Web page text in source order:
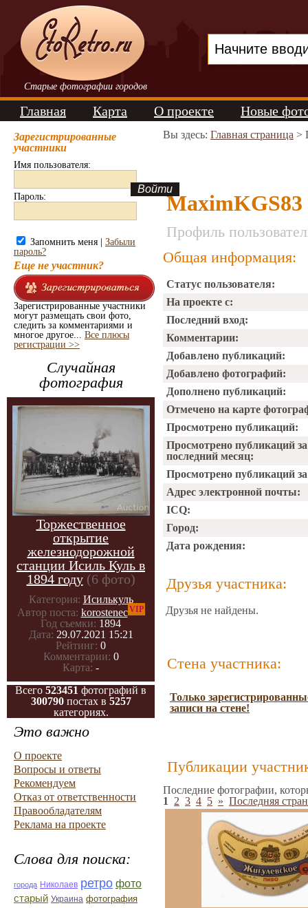
Старые фотографии городов
Главная Карта О проекте Новые
Зарегистрированные
участники
Имя пользователя:
Пароль:
Запомнить меня | Забыли
пароль?
Еще не участник?
Зарегистрированные участники
могут размещать свои фото,
следить за комментариями и
многое другое... Все плюсы
регистрации >>
Случайная
фотография
Торжественное
открытие
железнодорожной
станции Исиль Куль в
1894 году (6 фото)
Категория: Исилькуль
Автор поста: korostenecVIP
Год съемки: 1894
Дата: 29.07.2021 15:21
Рейтинг: 0
Комментарии: 0
Карта: -
Всего 523451 фотографий в
300790постах в 5257
категориях.
Это важно
О проекте
Вопросы и ответы
Рекомендуем
Отказ от ответственности
Правообладателям
Реклама на проекте
Слова для поиска:
города Николаев ретро фото
старый Украина фотография
Вы здесь: Главная страница >
MaximKGS83
Профиль
Общая информация:
Статус пользователя:
На проекте с:
Последний вход:
Комментарии:
Добавлено публикаций:
Добавлено фотографий:
Дополнено публикаций:
Отмечено на карте
Просмотрено публикаций:
Просмотрено публикаций за
последний месяц:
Просмотрено публикаций за
Адрес электронной почты:
ICQ:
Город:
Дата рождения:
Друзья участника:
Друзья не найдены.
Стена участника:
Только
записи на стене!
Публикации
Последние фотографии,
1
2 3 4 5 » Последняя